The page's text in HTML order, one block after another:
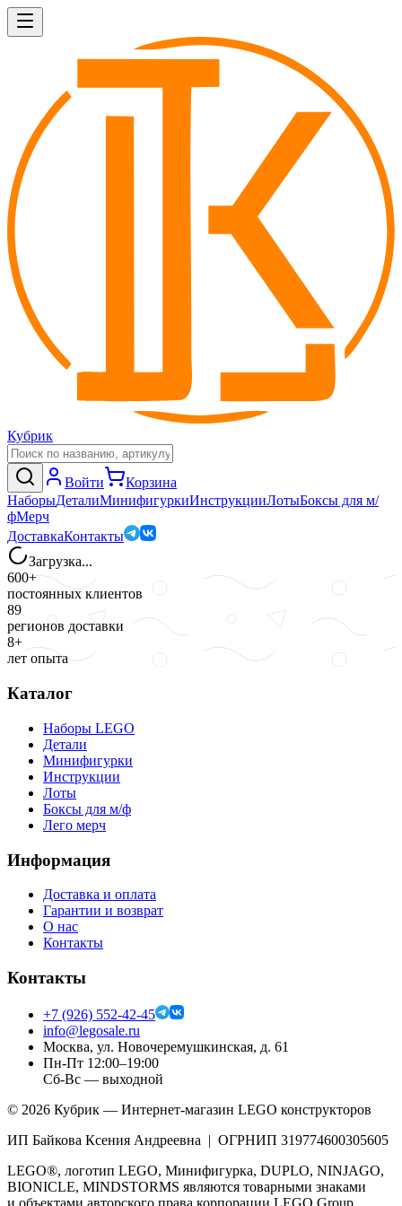
Кубрик
Войти
Корзина
НаборыДеталиМинифигуркиИнструкцииЛотыБоксы для м/
фМерч
ДоставкаКонтакты
Загрузка...
600+
постоянных клиентов
89
регионов доставки
8+
лет опыта
Каталог
Наборы LEGO
Детали
Минифигурки
Инструкции
Лоты
Боксы для м/ф
Лего мерч
Информация
Доставка и оплата
Гарантии и возврат
О нас
Контакты
Контакты
+7 (926) 552-42-45
info@legosale.ru
Москва, ул. Новочеремушкинская, д. 61
Пн-Пт 12:00–19:00
Сб-Вс — выходной
© 2026 Кубрик — Интернет-магазин LEGO конструкторов
ИП Байкова Ксения Андреевна | ОГРНИП 319774600305605
LEGO®, логотип LEGO, Минифигурка, DUPLO, NINJAGO,
BIONICLE, MINDSTORMS являются товарными знаками
и объектами авторского права корпорации LEGO Group.